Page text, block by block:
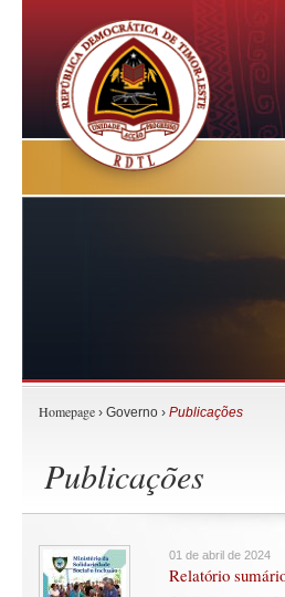
Homepage › Governo › Publicações
Publicações
01 de abril de 2024
Relatório